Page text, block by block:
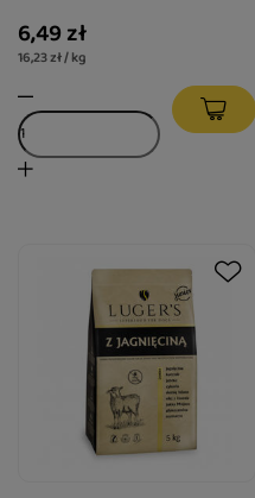
6,49 zł
16,23 zł / kg